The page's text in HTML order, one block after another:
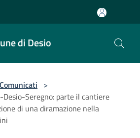
di Desio
Comunicati >
Seregno: parte il cantiere
di una diramazione nella